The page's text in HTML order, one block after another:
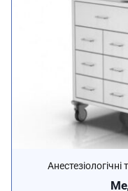
Анестезіологічні